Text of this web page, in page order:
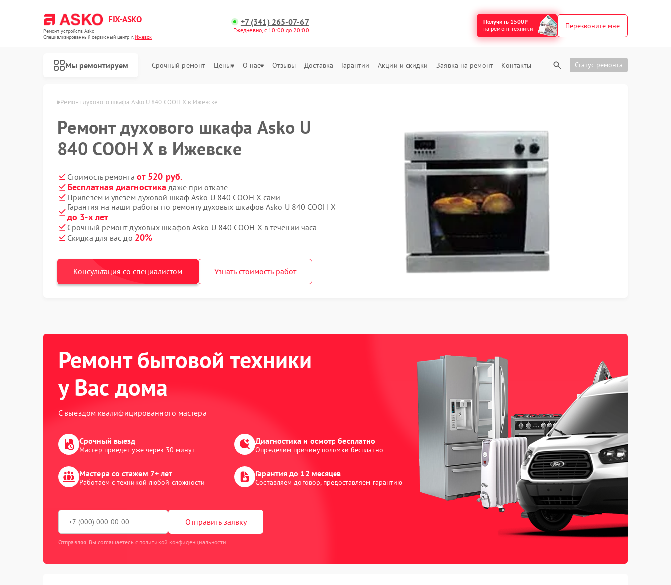
FIX-ASKO
Ремонт устройств Asko
Специализированный cервисный центр г.Ижевск
+7 (341) 265-07-67
Ежедневно, с 10:00 до 20:00
Получить 1500₽
на ремонт техники
Перезвоните мне
Мы ремонтируем Срочный ремонт Цены О нас Отзывы Доставка Гарантии Акции и скидки Заявка на ремонт Контакты Статус ремонта
Asko в Ижевске Ремонт духового шкафа Asko U 840 COOH X в Ижевске
Ремонт духового шкафа Asko U
840 COOH X в Ижевске
Стоимость ремонта от 520 руб.
Бесплатная диагностика даже при отказе
Привезем и увезем духовой шкаф Asko U 840 COOH X сами
Гарантия на наши работы по ремонту духовых шкафов Asko U 840 COOH X
до 3-х лет
Срочный ремонт духовых шкафов Asko U 840 COOH X в течении часа
Скидка для вас до 20%
Консультация со специалистом Узнать стоимость работ
Ремонт бытовой техники
у Вас дома
С выездом квалифицированного мастера
Срочный выезд
Мастер приедет уже через 30 минут
Диагностика и осмотр бесплатно
Определим причину поломки бесплатно
Мастера со стажем 7+ лет
Работаем с техникой любой сложности
Гарантия до 12 месяцев
Составляем договор, предоставляем гарантию
Отправить заявку
Отправляя, Вы соглашаетесь с политикой конфиденциальности